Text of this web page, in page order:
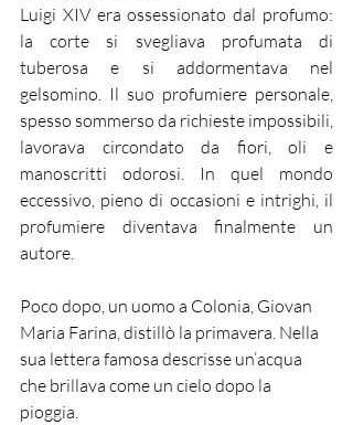
Luigi XIV era ossessionato dal profumo:
la corte si svegliava profumata di
tuberosa e si addormentava nel
gelsomino. Il suo profumiere personale,
spesso sommerso da richieste impossibili,
lavorava circondato da fiori, oli e
manoscritti odorosi. In quel mondo
eccessivo, pieno di occasioni e intrighi, il
profumiere diventava finalmente un
autore.
Poco dopo, un uomo a Colonia, Giovan
Maria Farina, distillò la primavera. Nella
sua lettera famosa descrisse un’acqua
che brillava come un cielo dopo la
pioggia.